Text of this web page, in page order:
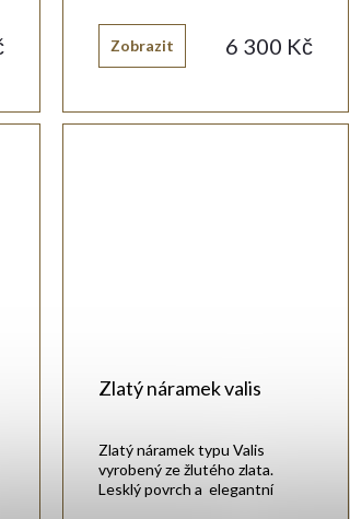
6 300 Kč
Zobrazit
Zlatý náramek valis
Zlatý náramek typu Valis
vyrobený ze žlutého zlata.
Lesklý povrch a elegantní